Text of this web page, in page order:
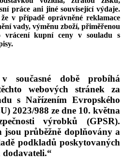
práce ani jiné související výdaje.
v případě oprávněné reklamace
vady, výměnu zboží, přiměřenou
vrácení kupní ceny v souladu s
v současné době probíhá
webových stránek za
s Nařízením Evropského
2023/988 ze dne 10. května
výrobků (GPSR).
jsou průběžně doplňovány a
podkladů poskytovaných